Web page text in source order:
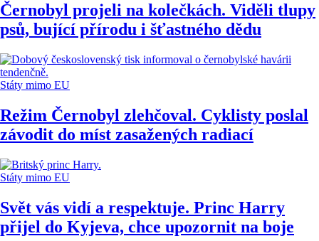
Černobyl projeli na kolečkách. Viděli tlupy
psů, bující přírodu i šťastného dědu
Státy mimo EU
Režim Černobyl zlehčoval. Cyklisty poslal
závodit do míst zasažených radiací
Státy mimo EU
Svět vás vidí a respektuje. Princ Harry
přijel do Kyjeva, chce upozornit na boje